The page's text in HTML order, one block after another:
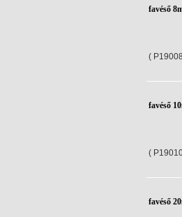
favéső
(
favéső
(
favéső